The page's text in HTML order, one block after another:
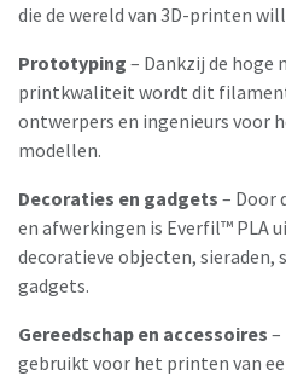
die de wereld van 3D-printen
Prototyping – Dankzij de hoge
printkwaliteit wordt dit
ontwerpers en ingenieurs voor
modellen.
Decoraties en gadgets – Door
en afwerkingen is Everfil™ PLA
decoratieve objecten, sieraden,
gadgets.
Gereedschap en accessoires –
gebruikt voor het printen van